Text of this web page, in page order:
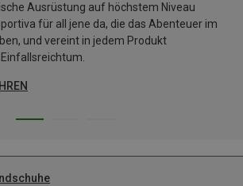
Ausrüstung auf höchstem Niveau
für all jene da, die das Abenteuer im
und vereint in jedem Produkt